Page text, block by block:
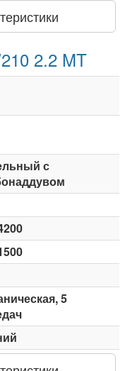
2.2 MT
с
5